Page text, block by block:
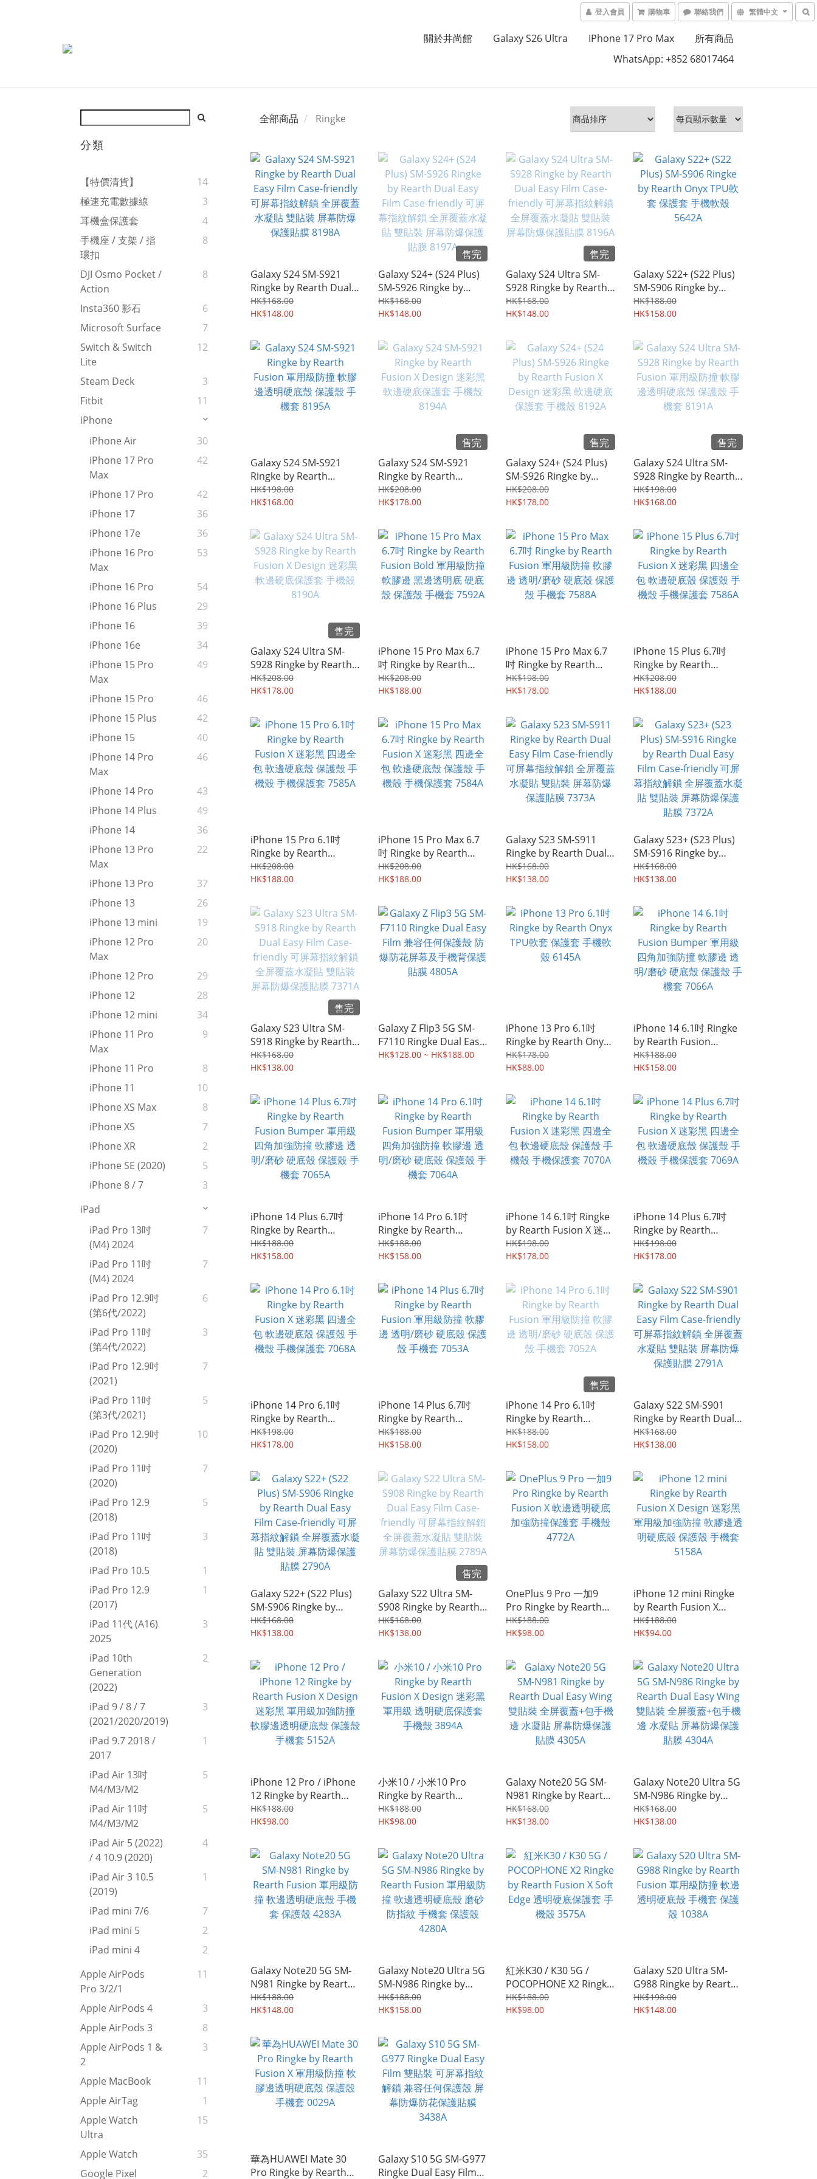
登入會員 購物車 聯絡我們 繁體中文
關於井尚館 Galaxy S26 Ultra IPhone 17 Pro Max
所有商品
WhatsApp: +852 68017464
分類
【特價清貨】
14
極速充電數據線
3
耳機盒保護套
4
手機座 / 支架 / 指
環扣
8
DJI Osmo Pocket /
Action
8
Insta360 影石
6
Microsoft Surface
7
Switch & Switch
Lite
12
Steam Deck
3
Fitbit
11
iPhone
iPhone Air
30
iPhone 17 Pro
Max
42
iPhone 17 Pro
42
iPhone 17
36
iPhone 17e
36
iPhone 16 Pro
Max
53
iPhone 16 Pro
54
iPhone 16 Plus
29
iPhone 16
39
iPhone 16e
34
iPhone 15 Pro
Max
49
iPhone 15 Pro
46
iPhone 15 Plus
42
iPhone 15
40
iPhone 14 Pro
Max
46
iPhone 14 Pro
43
iPhone 14 Plus
49
iPhone 14
36
iPhone 13 Pro
Max
22
iPhone 13 Pro
37
iPhone 13
26
iPhone 13 mini
19
iPhone 12 Pro
Max
20
iPhone 12 Pro
29
iPhone 12
28
iPhone 12 mini
34
iPhone 11 Pro
Max
9
iPhone 11 Pro
8
iPhone 11
10
iPhone XS Max
8
iPhone XS
7
iPhone XR
2
iPhone SE (2020)
5
iPhone 8 / 7
3
iPad
iPad Pro 13吋
(M4) 2024
7
iPad Pro 11吋
(M4) 2024
7
iPad Pro 12.9吋
(第6代/2022)
6
iPad Pro 11吋
(第4代/2022)
3
iPad Pro 12.9吋
(2021)
7
iPad Pro 11吋
(第3代/2021)
5
iPad Pro 12.9吋
(2020)
10
iPad Pro 11吋
(2020)
7
iPad Pro 12.9
(2018)
5
iPad Pro 11吋
(2018)
3
iPad Pro 10.5
1
iPad Pro 12.9
(2017)
1
iPad 11代 (A16)
2025
3
iPad 10th
Generation
(2022)
2
iPad 9 / 8 / 7
(2021/2020/2019)
3
iPad 9.7 2018 /
2017
1
iPad Air 13吋
M4/M3/M2
5
iPad Air 11吋
M4/M3/M2
5
iPad Air 5 (2022)
/ 4 10.9 (2020)
4
iPad Air 3 10.5
(2019)
1
iPad mini 7/6
7
iPad mini 5
2
iPad mini 4
2
Apple AirPods
Pro 3/2/1
11
Apple AirPods 4
3
Apple AirPods 3
8
Apple AirPods 1 &
2
3
Apple MacBook
11
Apple AirTag
1
Apple Watch
Ultra
15
Apple Watch
35
Google Pixel
2
全部商品 Ringke
Galaxy S24 SM-S921
Ringke by Rearth Dual
Easy Film Case-friendly
可屏幕指紋解鎖 全屏覆蓋
保護貼膜 8198A
HK$168.00
HK$148.00
售完
Galaxy S24+ (S24 Plus)
SM-S926 Ringke by
Rearth Dual Easy Film
Case-friendly 可屏幕指
雙貼裝 屏幕防爆保護貼膜
8197A
HK$168.00
HK$148.00
售完
Galaxy S24 Ultra SM-
S928 Ringke by Rearth
Dual Easy Film Case-
friendly 可屏幕指紋解鎖
屏幕防爆保護貼膜 8196A
HK$168.00
HK$148.00
Galaxy S22+ (S22 Plus)
SM-S906 Ringke by
Rearth Onyx TPU軟套 保
護套 手機軟殼 5642A
HK$188.00
HK$158.00
Galaxy S24 SM-S921
Ringke by Rearth
Fusion 軍用級防撞 軟膠
邊透明硬底殼 保護殼 手
HK$198.00
HK$168.00
售完
Galaxy S24 SM-S921
Ringke by Rearth
Fusion X Design 迷彩黑
軟邊硬底保護套 手機殼
HK$208.00
HK$178.00
售完
Galaxy S24+ (S24 Plus)
SM-S926 Ringke by
Rearth Fusion X Design
迷彩黑 軟邊硬底保護套
HK$208.00
HK$178.00
售完
Galaxy S24 Ultra SM-
S928 Ringke by Rearth
Fusion 軍用級防撞 軟膠
邊透明硬底殼 保護殼 手
HK$198.00
HK$168.00
售完
Galaxy S24 Ultra SM-
S928 Ringke by Rearth
Fusion X Design 迷彩黑
軟邊硬底保護套 手機殼
HK$208.00
HK$178.00
iPhone 15 Pro Max 6.7
吋 Ringke by Rearth
Fusion Bold 軍用級防撞
軟膠邊 黑邊透明底 硬底
HK$208.00
HK$188.00
iPhone 15 Pro Max 6.7
吋 Ringke by Rearth
Fusion 軍用級防撞 軟膠
邊 透明/磨砂 硬底殼 保護
HK$198.00
HK$178.00
iPhone 15 Plus 6.7吋
Ringke by Rearth
Fusion X 迷彩黑 四邊全
包 軟邊硬底殼 保護殼 手
HK$208.00
HK$188.00
iPhone 15 Pro 6.1吋
Ringke by Rearth
Fusion X 迷彩黑 四邊全
包 軟邊硬底殼 保護殼 手
HK$208.00
HK$188.00
iPhone 15 Pro Max 6.7
吋 Ringke by Rearth
Fusion X 迷彩黑 四邊全
包 軟邊硬底殼 保護殼 手
HK$208.00
HK$188.00
Galaxy S23 SM-S911
Ringke by Rearth Dual
Easy Film Case-friendly
可屏幕指紋解鎖 全屏覆蓋
保護貼膜 7373A
HK$168.00
HK$138.00
Galaxy S23+ (S23 Plus)
SM-S916 Ringke by
Rearth Dual Easy Film
Case-friendly 可屏幕指
雙貼裝 屏幕防爆保護貼膜
7372A
HK$168.00
HK$138.00
售完
Galaxy S23 Ultra SM-
S918 Ringke by Rearth
Dual Easy Film Case-
friendly 可屏幕指紋解鎖
屏幕防爆保護貼膜 7371A
HK$168.00
HK$138.00
Galaxy Z Flip3 5G SM-
F7110 Ringke Dual Easy
Film 兼容任何保護殼 防
HK$128.00 ~ HK$188.00
iPhone 13 Pro 6.1吋
Ringke by Rearth Onyx
TPU軟套 保護套 手機軟
殼 6145A
HK$178.00
HK$88.00
iPhone 14 6.1吋 Ringke
by Rearth Fusion
Bumper 軍用級四角加強
防撞 軟膠邊 透明/磨砂 硬
7066A
HK$188.00
HK$158.00
iPhone 14 Plus 6.7吋
Ringke by Rearth
Fusion Bumper 軍用級
四角加強防撞 軟膠邊 透
機套 7065A
HK$188.00
HK$158.00
iPhone 14 Pro 6.1吋
Ringke by Rearth
Fusion Bumper 軍用級
四角加強防撞 軟膠邊 透
機套 7064A
HK$188.00
HK$158.00
iPhone 14 6.1吋 Ringke
by Rearth Fusion X 迷彩
黑 四邊全包 軟邊硬底殼
保護殼 手機殼 手機保護
HK$198.00
HK$178.00
iPhone 14 Plus 6.7吋
Ringke by Rearth
Fusion X 迷彩黑 四邊全
包 軟邊硬底殼 保護殼 手
HK$198.00
HK$178.00
iPhone 14 Pro 6.1吋
Ringke by Rearth
Fusion X 迷彩黑 四邊全
包 軟邊硬底殼 保護殼 手
HK$198.00
HK$178.00
iPhone 14 Plus 6.7吋
Ringke by Rearth
Fusion 軍用級防撞 軟膠
邊 透明/磨砂 硬底殼 保護
HK$188.00
HK$158.00
售完
iPhone 14 Pro 6.1吋
Ringke by Rearth
Fusion 軍用級防撞 軟膠
邊 透明/磨砂 硬底殼 保護
HK$188.00
HK$158.00
Galaxy S22 SM-S901
Ringke by Rearth Dual
Easy Film Case-friendly
可屏幕指紋解鎖 全屏覆蓋
保護貼膜 2791A
HK$168.00
HK$138.00
Galaxy S22+ (S22 Plus)
SM-S906 Ringke by
Rearth Dual Easy Film
Case-friendly 可屏幕指
雙貼裝 屏幕防爆保護貼膜
2790A
HK$168.00
HK$138.00
售完
Galaxy S22 Ultra SM-
S908 Ringke by Rearth
Dual Easy Film Case-
friendly 可屏幕指紋解鎖
屏幕防爆保護貼膜 2789A
HK$168.00
HK$138.00
OnePlus 9 Pro 一加9
Pro Ringke by Rearth
Fusion X 軟邊透明硬底
加強防撞保護套 手機殼
HK$188.00
HK$98.00
iPhone 12 mini Ringke
by Rearth Fusion X
Design 迷彩黑 軍用級加
強防撞 軟膠邊透明硬底殼
HK$188.00
HK$94.00
iPhone 12 Pro / iPhone
12 Ringke by Rearth
Fusion X Design 迷彩黑
軍用級加強防撞 軟膠邊透
5152A
HK$188.00
HK$98.00
小米10 / 小米10 Pro
Ringke by Rearth
Fusion X Design 迷彩黑
軍用級 透明硬底保護套
HK$188.00
HK$98.00
Galaxy Note20 5G SM-
N981 Ringke by Rearth
Dual Easy Wing 雙貼裝
全屏覆蓋+包手機邊 水凝
4305A
HK$168.00
HK$138.00
Galaxy Note20 Ultra 5G
SM-N986 Ringke by
Rearth Dual Easy Wing
雙貼裝 全屏覆蓋+包手機
貼膜 4304A
HK$168.00
HK$138.00
Galaxy Note20 5G SM-
N981 Ringke by Rearth
Fusion 軍用級防撞 軟邊
透明硬底殼 手機套 保護
HK$188.00
HK$148.00
Galaxy Note20 Ultra 5G
SM-N986 Ringke by
Rearth Fusion 軍用級防
撞 軟邊透明硬底殼 磨砂
4280A
HK$188.00
HK$158.00
紅米K30 / K30 5G /
POCOPHONE X2 Ringke
by Rearth Fusion X Soft
Edge 透明硬底保護套 手
HK$188.00
HK$98.00
Galaxy S20 Ultra SM-
G988 Ringke by Rearth
Fusion 軍用級防撞 軟邊
透明硬底殼 手機套 保護
HK$198.00
HK$148.00
華為HUAWEI Mate 30
Pro Ringke by Rearth
Galaxy S10 5G SM-G977
Ringke Dual Easy Film